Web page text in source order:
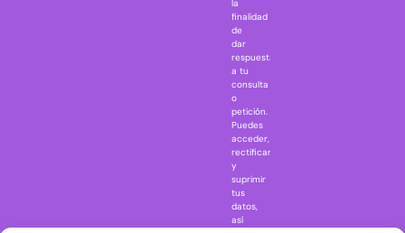
Rick and
la
finalidad
de
dar
respuesta
a tu
consulta
o
petición.
Puedes
acceder,
rectificar
y
suprimir
tus
datos,
así